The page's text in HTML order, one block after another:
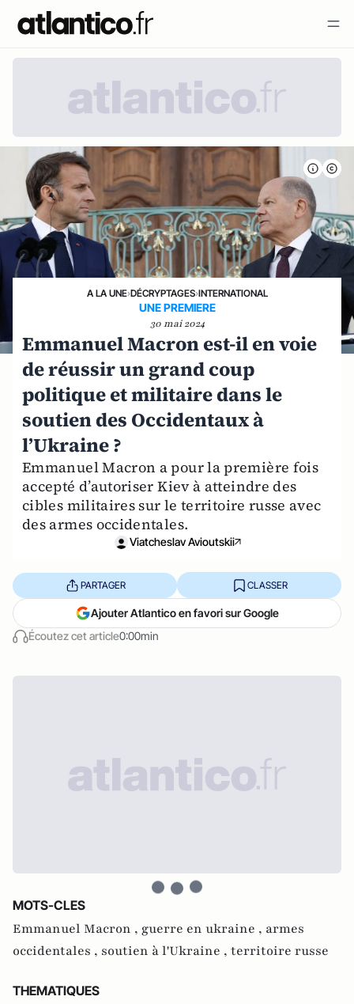
A LA UNE›DÉCRYPTAGES›INTERNATIONAL
UNE PREMIERE
30 mai 2024
Emmanuel Macron est-il en voie
de réussir un grand coup
politique et militaire dans le
soutien des Occidentaux à
l’Ukraine ?
Emmanuel Macron a pour la première fois
accepté d’autoriser Kiev à atteindre des
cibles militaires sur le territoire russe avec
des armes occidentales.
Viatcheslav Avioutskii
Écoutez cet article0:00min
PARTAGER CLASSER
Ajouter Atlantico en favori sur Google
MOTS-CLES
Emmanuel Macron , guerre en ukraine , armes
occidentales , soutien à l'Ukraine , territoire russe
THEMATIQUES